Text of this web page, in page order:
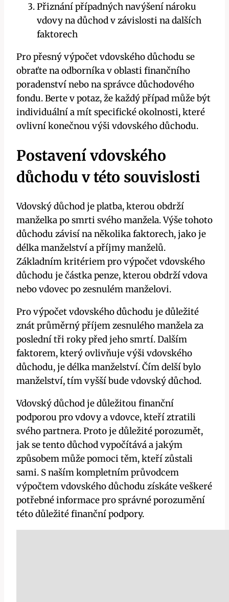
Přiznání případných navýšení nároku
vdovy na důchod v závislosti na dalších
faktorech
Pro přesný výpočet vdovského důchodu se
obraťte na odborníka v oblasti finančního
poradenství nebo na správce důchodového
fondu. Berte v potaz, že každý případ může být
individuální a mít specifické okolnosti, které
ovlivní konečnou výši vdovského důchodu.
Postavení vdovského
důchodu v této souvislosti
Vdovský důchod je platba, kterou obdrží
manželka po smrti svého manžela. Výše tohoto
důchodu závisí na několika faktorech, jako je
délka manželství a příjmy manželů.
Základním kritériem pro výpočet vdovského
důchodu je částka penze, kterou obdrží vdova
nebo vdovec po zesnulém manželovi.
Pro výpočet vdovského důchodu je důležité
znát průměrný příjem zesnulého manžela za
poslední tři roky před jeho smrtí. Dalším
faktorem, který ovlivňuje výši vdovského
důchodu, je délka manželství. Čím delší bylo
manželství, tím vyšší bude vdovský důchod.
Vdovský důchod je důležitou finanční
podporou pro vdovy a vdovce, kteří ztratili
svého partnera. Proto je důležité porozumět,
jak se tento důchod vypočítává a jakým
způsobem může pomoci těm, kteří zůstali
sami. S naším kompletním průvodcem
výpočtem vdovského důchodu získáte veškeré
potřebné informace pro správné porozumění
této důležité finanční podpory.